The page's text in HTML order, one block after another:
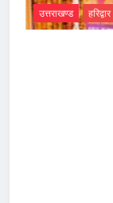
उत्तराखण्ड हरिद्वार